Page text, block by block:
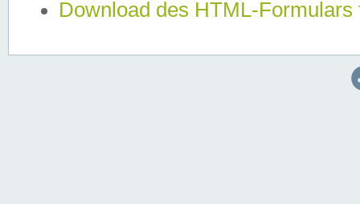
Download des HTML-